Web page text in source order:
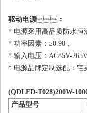
驱动电源：
* 电源采用高品质防水恒流驱
* 功率因素：≥0.98，
* 输入电压：AC85V-
* 电源品牌定制选配：
(QDLED-T028)200W-
产品型号